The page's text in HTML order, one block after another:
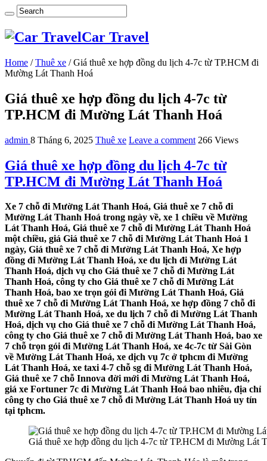
Car Travel
Home / Thuê xe / Giá thuê xe hợp đồng du lịch 4-7c từ TP.HCM đi
Mường Lát Thanh Hoá
Giá thuê xe hợp đồng du lịch 4-7c từ
TP.HCM đi Mường Lát Thanh Hoá
admin 8 Tháng 6, 2025 Thuê xe Leave a comment 266 Views
Giá thuê xe hợp đồng du lịch 4-7c từ
TP.HCM đi Mường Lát Thanh Hoá
Xe 7 chỗ đi Mường Lát Thanh Hoá, Giá thuê xe 7 chỗ đi
Mường Lát Thanh Hoá trong ngày về, xe 1 chiều về Mường
Lát Thanh Hoá, Giá thuê xe 7 chỗ đi Mường Lát Thanh Hoá
một chiều, giá Giá thuê xe 7 chỗ đi Mường Lát Thanh Hoá 1
ngày, Giá thuê xe 7 chỗ đi Mường Lát Thanh Hoá, Xe hợp
đồng đi Mường Lát Thanh Hoá, xe du lịch đi Mường Lát
Thanh Hoá, dịch vụ cho Giá thuê xe 7 chỗ đi Mường Lát
Thanh Hoá, công ty cho Giá thuê xe 7 chỗ đi Mường Lát
Thanh Hoá, bao xe trọn gói đi Mường Lát Thanh Hoá, Giá
thuê xe 7 chỗ đi Mường Lát Thanh Hoá, xe hợp đồng 7 chỗ đi
Mường Lát Thanh Hoá, xe du lịch 7 chỗ đi Mường Lát Thanh
Hoá, dịch vụ cho Giá thuê xe 7 chỗ đi Mường Lát Thanh Hoá,
công ty cho Giá thuê xe 7 chỗ đi Mường Lát Thanh Hoá, bao xe
7 chỗ trọn gói đi Mường Lát Thanh Hoá, xe 4c-7c từ Sài Gòn
về Mường Lát Thanh Hoá, xe dịch vụ 7c ở tphcm đi Mường
Lát Thanh Hoá, xe taxi 4-7 chỗ sg đi Mường Lát Thanh Hoá,
Giá thuê xe 7 chỗ Innova đời mới đi Mường Lát Thanh Hoá,
giá xe Fortuner 7c đi Mường Lát Thanh Hoá bao nhiêu, địa chỉ
công ty cho Giá thuê xe 7 chỗ đi Mường Lát Thanh Hoá uy tín
tại tphcm.
Giá thuê xe hợp đồng du lịch 4-7c từ TP.HCM đi Mường Lát